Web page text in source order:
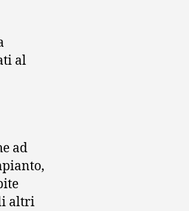
al
ad
altri